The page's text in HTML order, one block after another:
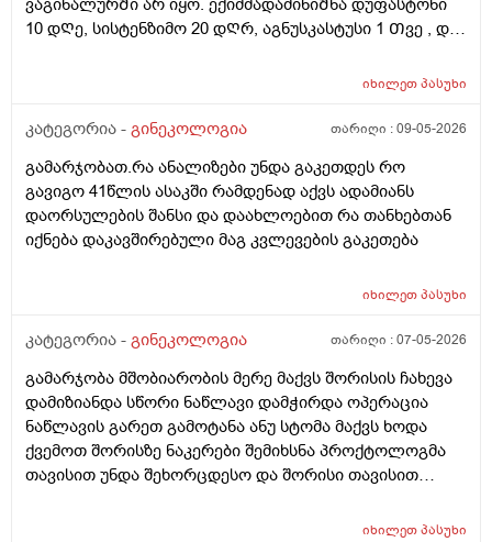
ვაგინალურᲨი არ იყო. ექიმმადამინიᲨნა დუფასტონი
10 დᲦე, სისტენზიმო 20 დᲦრ, აგნუსკასტუსი 1 Თვე , და
რამდენადსაყურადᲦებოა და Თუ დაეხმარება ეს
იხილეთპასუხი
კატეგორია - გინეკოლოგია თარიღი :09-05-2026
გამარჯობათ.რა ანალიზები უნდა გაკეთდეს რო
გავიგო 41წლის ასაკში რამდენად აქვს ადამიანს
დაორსულების შანსი და დაახლოებით რა თანხებთან
იქნება დაკავშირებული მაგ კვლევების გაკეთება
იხილეთპასუხი
კატეგორია - გინეკოლოგია თარიღი :07-05-2026
გამარჯობა მშობიარობის მერე მაქვს შორისის ჩახევა
დამიზიანდა სწორი ნაწლავი დამჭირდა ოპერაცია
ნაწლავის გარეთ გამოტანა ანუ სტომა მაქვს ხოდა
ქვემოთ შორისზე ნაკერები შემიხსნა პროქტოლოგმა
თავისით უნდა შეხორცდესო და შორისი თავისით
იხილეთპასუხი